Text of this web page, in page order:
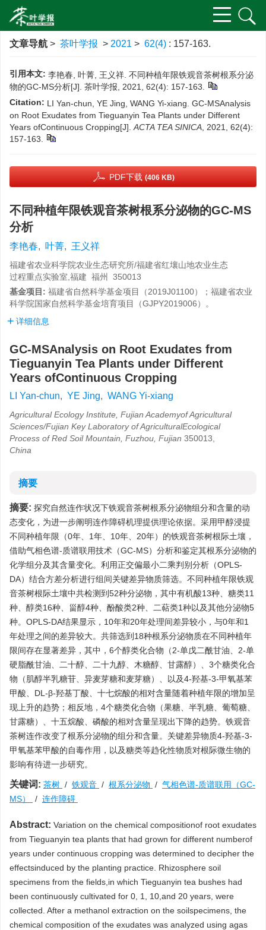
文章导航 > 茶叶学报 > 2021 > 62(4) : 157-163.
引用本文: 李艳春, 叶菁, 王义祥. 不同种植年限铁观音茶树根系分泌
物的GC-MS分析[J]. 茶叶学报, 2021, 62(4): 157-163.
Citation: LI Yan-chun, YE Jing, WANG Yi-xiang. GC-MSAnalysis
on Root Exudates from Tieguanyin Tea Plants under Different
Years ofContinuous Cropping[J]. ACTA TEA SINICA , 2021, 62(4):
157-163.
PDF下载 (406 KB)
不同种植年限铁观音茶树根系分泌物的GC-MS
分析
李艳春, 叶菁, 王义祥
福建省农业科学院农业生态研究所/福建省红壤山地农业生态
过程重点实验室,福建 福州 350013
基金项目: 福建省自然科学基金项目（2019J01100）；福建省农业
科学院国家自然科学基金培育项目（GJPY2019006）。
详细信息
GC-MSAnalysis on Root Exudates from
Tieguanyin Tea Plants under Different
Years ofContinuous Cropping
LI Yan-chun, YE Jing, WANG Yi-xiang
Agricultural Ecology Institute, Fujian Academyof Agricultural
Sciences/Fujian Key Laboratory of AgriculturalEcological
Process of Red Soil Mountain, Fuzhou, Fujian 350013,
China
摘要
摘要: 探究自然连作状况下铁观音茶树根系分泌物组分和含量的动
态变化，为进一步阐明连作障碍机理提供理论依据。采用甲醇浸提
不同种植年限（0年、1年、10年、20年）的铁观音茶树根际土壤，
借助气相色谱-质谱联用技术（GC-MS）分析和鉴定其根系分泌物的
化学组分及其含量变化。利用正交偏最小二乘判别分析（OPLS-
DA）结合方差分析进行组间关键差异物质筛选。不同种植年限铁观
音茶树根际土壤中共检测到52种分泌物，其中有机酸13种、糖类11
种、醇类16种、甾醇4种、酚酸类2种、二萜类1种以及其他分泌物5
种。OPLS-DA结果显示，10年和20年处理间差异较小，与0年和1
年处理之间的差异较大。共筛选到18种根系分泌物质在不同种植年
限间存在显著差异，其中，6个醇类化合物（2-单戊二酰甘油、2-单
硬脂酰甘油、二十醇、二十九醇、木糖醇、甘露醇）、3个糖类化合
物（肌醇半乳糖苷、异麦芽糖和麦芽糖）、以及4-羟基-3-甲氧基苯
甲酸、DL-β-羟基丁酸、十七烷酸的相对含量随着种植年限的增加呈
现上升的趋势；相反地，4个糖类化合物（果糖、半乳糖、葡萄糖、
甘露糖）、十五烷酸、磷酸的相对含量呈现出下降的趋势。铁观音
茶树连作改变了根系分泌物的组分和含量。关键差异物质4-羟基-3-
甲氧基苯甲酸的自毒作用，以及糖类等趋化性物质对根际微生物的
影响有待进一步研究。
关键词: 茶树 / 铁观音 / 根系分泌物 / 气相色谱-质谱联用（GC-
MS）
/ 连作障碍
Abstract: Variation on the chemical compositionof root exudates
from Tieguanyin tea plants that had grown for different numberof
years under continuous cropping was determined to decipher the
effectsinduced by the planting practice. Rhizosphere soil
specimens from the fields,in which Tieguanyin tea bushes had
been continuously cultivated for 0, 1, 10,and 20 years, were
collected. After a methanol extraction on the soilspecimens, the
chemical composition of the exudates was analyzed using agas